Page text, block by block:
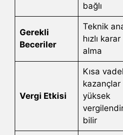
bağlı
Gerekli
Beceriler
Teknik
hızlı karar
alma
Vergi Etkisi
Kısa
kazançlar
yüksek
bilir